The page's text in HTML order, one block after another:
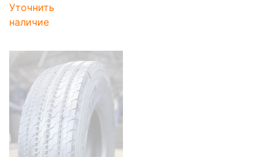
Уточнить
наличие